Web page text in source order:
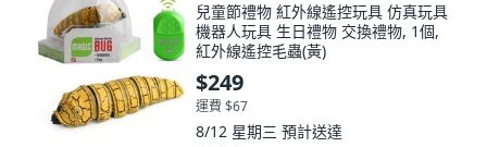
兒童節禮物 紅外線遙控玩具 仿真玩具
機器人玩具 生日禮物 交換禮物, 1個,
紅外線遙控毛蟲(黃)
$249
運費 $67
8/12 星期三 預計送達